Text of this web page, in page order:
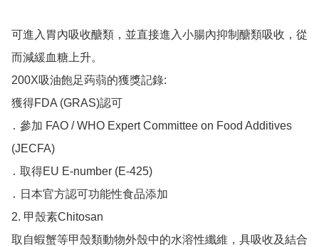
可進入胃內吸收醣類，並直接進入小腸內抑制醣類吸收，從
而減緩血糖上升。
200X吸油飽足蒟蒻的獲獎記錄:
獲得FDA (GRAS)認可
․ 參加 FAO / WHO Expert Committee on Food Additives
(JECFA)
․ 取得EU E-number (E-425)
․ 日本官方認可功能性食品添加
2. 甲殼素Chitosan
取自蝦蟹等甲殼類動物外殼中的水溶性纖維，具吸收及結合